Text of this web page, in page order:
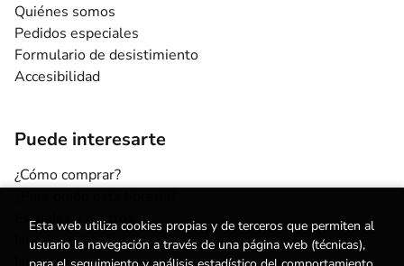
Quiénes somos
Pedidos especiales
Formulario de desistimiento
Accesibilidad
Puede interesarte
¿Cómo comprar?
Escuelas y centros
Nuestros Servicios
Noticias
Esta web utiliza cookies propias y de terceros que permiten al
usuario la navegación a través de una página web (técnicas),